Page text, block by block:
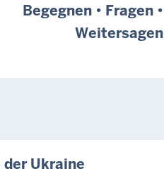
Begegnen • Fragen •
Weitersagen
Ukraine